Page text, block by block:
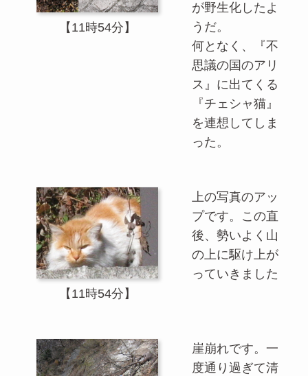
【11時54分】
が野生化したよ
うだ。
何となく、『不
思議の国のアリ
ス』に出てくる
『チェシャ猫』
を連想してしま
った。
【11時54分】
上の写真のアッ
プです。この直
後、勢いよく山
の上に駆け上が
っていきました
崖崩れです。一
度通り過ぎて清